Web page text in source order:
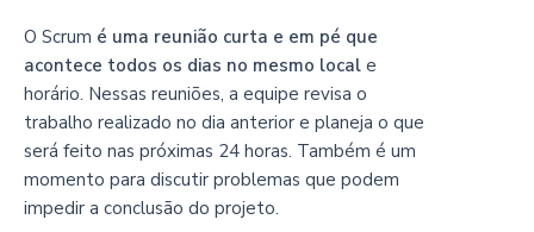
O Scrum é uma reunião curta e em pé que
acontece todos os dias no mesmo local e
horário. Nessas reuniões, a equipe revisa o
trabalho realizado no dia anterior e planeja o que
será feito nas próximas 24 horas. Também é um
momento para discutir problemas que podem
impedir a conclusão do projeto.